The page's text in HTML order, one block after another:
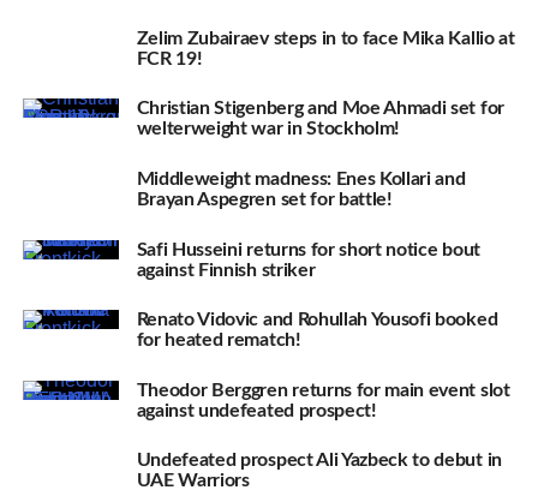
Zelim Zubairaev steps in to face Mika Kallio at
FCR 19!
Christian Stigenberg and Moe Ahmadi set for
welterweight war in Stockholm!
Middleweight madness: Enes Kollari and
Brayan Aspegren set for battle!
Safi Husseini returns for short notice bout
against Finnish striker
Renato Vidovic and Rohullah Yousofi booked
for heated rematch!
Theodor Berggren returns for main event slot
against undefeated prospect!
Undefeated prospect Ali Yazbeck to debut in
UAE Warriors